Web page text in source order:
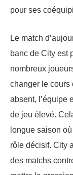
pour ses
Le match
banc de City est
nombreux
changer le cours
absent, l’équipe
de jeu élevé.
longue saison
rôle décisif. City
des matchs